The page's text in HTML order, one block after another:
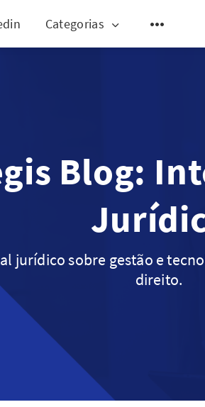
Categorias
Blog:
jurídico sobre gestão e
direito.